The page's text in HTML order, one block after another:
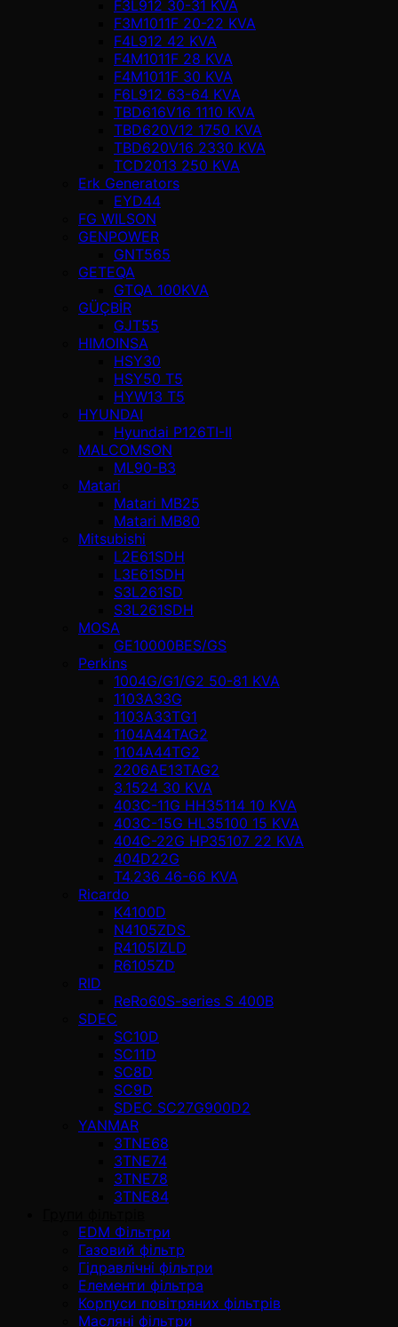
F3L912 30-31 KVA
F3M1011F 20-22 KVA
F4L912 42 KVA
F4M1011F 28 KVA
F4M1011F 30 KVA
F6L912 63-64 KVA
TBD616V16 1110 KVA
TBD620V12 1750 KVA
TBD620V16 2330 KVA
TCD2013 250 KVA
Erk Generators
EYD44
FG WILSON
GENPOWER
GNT565
GETEQA
GTQA 100KVA
GÜÇBİR
GJT55
HIMOINSA
HSY30
HSY50 T5
HYW13 T5
HYUNDAI
Hyundai P126TI-II
MALCOMSON
ML90-B3
Matari
Matari MB25
Matari MB80
Mitsubishi
L2E61SDH
L3E61SDH
S3L261SD
S3L261SDH
MOSA
GE10000BES/GS
Perkins
1004G/G1/G2 50-81 KVA
1103A33G
1103A33TG1
1104A44TAG2
1104A44TG2
2206AE13TAG2
3.1524 30 KVA
403C-11G HH35114 10 KVA
403C-15G HL35100 15 KVA
404C-22G HP35107 22 KVA
404D22G
T4.236 46-66 KVA
Ricardo
K4100D
N4105ZDS
R4105IZLD
R6105ZD
RID
ReRo60S-series S 400В
SDEC
SC10D
SC11D
SC8D
SC9D
SDEC SC27G900D2
YANMAR
3TNE68
3TNE74
3TNE78
3TNE84
EDM Фільтри
Газовий фільтр
Гідравлічні фільтри
Елементи фільтра
Корпуси повітряних фільтрів
Масляні фільтри